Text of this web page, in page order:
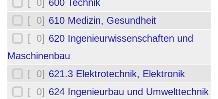
[ 0] 600 Technik
[ 0] 610 Medizin, Gesundheit
[ 0] 620 Ingenieurwissenschaften und
Maschinenbau
[ 0] 621.3 Elektrotechnik, Elektronik
[ 0] 624 Ingenieurbau und Umwelttechnik